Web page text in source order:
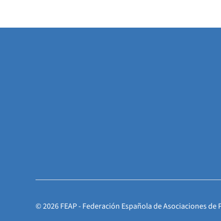
©2026FEAP - Federación Española de Asociaciones